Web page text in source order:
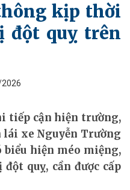
kịp thời
đột quỵ trên
tiếp cận hiện trường,
lái xe Nguyễn Trường
biểu hiện méo miệng,
quỵ, cần được cấp